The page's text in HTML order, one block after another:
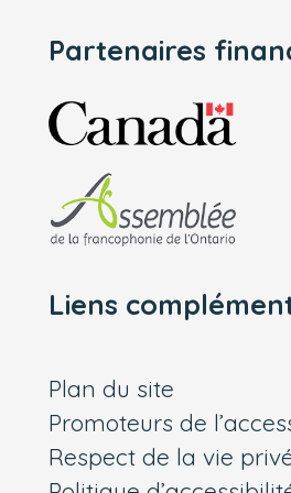
Partenaires
Liens
Plan du site
Promoteurs de
Respect de la vie